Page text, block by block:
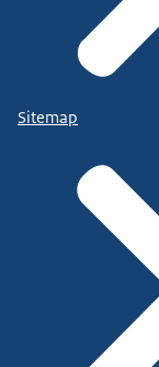
Sitemap